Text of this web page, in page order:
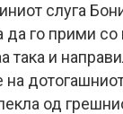
слуга
да го прими
така и
на
од